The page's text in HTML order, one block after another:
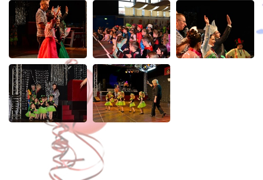
Workshop Fitnesstraining 2017
Kampagne 2015 / 2016
Aktuelles
Kontakt
Links
Downloads
Datenschutz